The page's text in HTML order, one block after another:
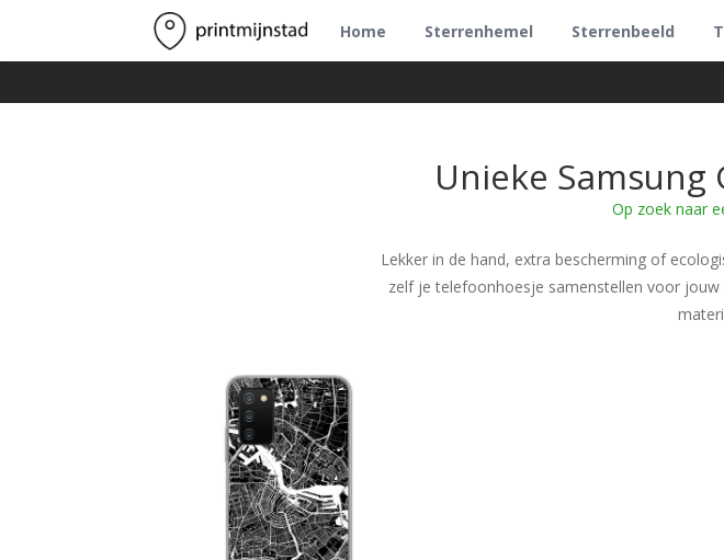
Home Sterrenhemel Sterrenbeeld
Unieke Samsung
Op zoek naar
Lekker in de hand, extra bescherming of
zelf je telefoonhoesje samenstellen voor